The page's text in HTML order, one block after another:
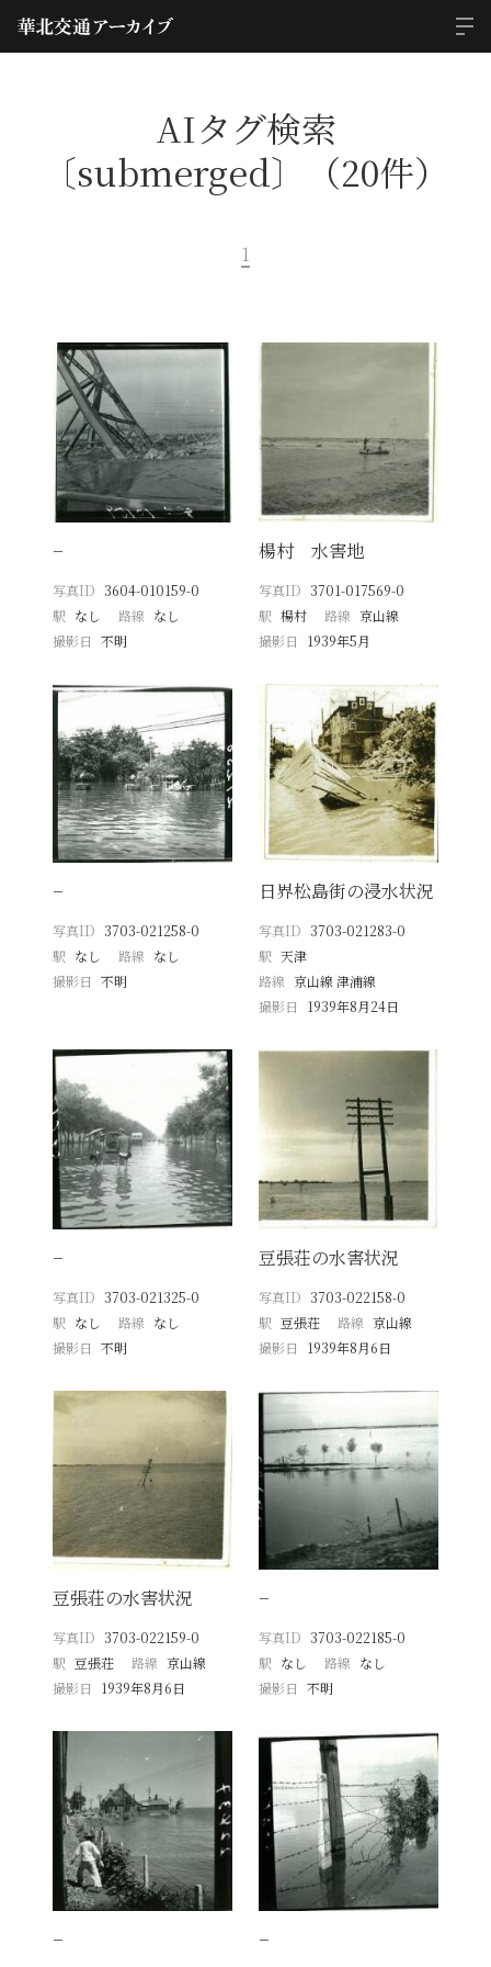
AIタグ検索
〔submerged〕（20件）
1
−
写真ID 3604-010159-0
駅 なし 路線 なし
撮影日
不明
楊村 水害地
写真ID 3701-017569-0
駅 楊村 路線 京山線
撮影日
1939年5月
−
写真ID 3703-021258-0
駅 なし 路線 なし
撮影日
不明
日界松島街の浸水状況
写真ID 3703-021283-0
駅 天津
路線 京山線 津浦線
撮影日
1939年8月24日
−
写真ID 3703-021325-0
駅 なし 路線 なし
撮影日
不明
豆張荘の水害状況
写真ID 3703-022158-0
駅 豆張荘 路線 京山線
撮影日
1939年8月6日
豆張荘の水害状況
写真ID 3703-022159-0
駅 豆張荘 路線 京山線
撮影日
1939年8月6日
−
写真ID 3703-022185-0
駅 なし 路線 なし
撮影日 不明
− −